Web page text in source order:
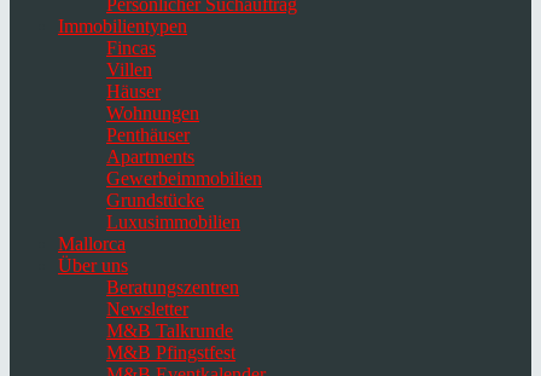
Persönlicher Suchauftrag
Immobilientypen
Fincas
Villen
Häuser
Wohnungen
Penthäuser
Apartments
Gewerbeimmobilien
Grundstücke
Luxusimmobilien
Mallorca
Über uns
Beratungszentren
Newsletter
M&B Talkrunde
M&B Pfingstfest